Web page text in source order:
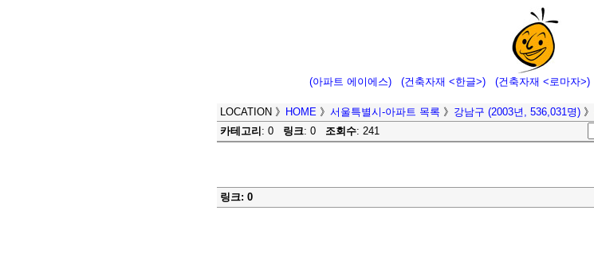
(아파트 에이에스) (건축자재 <한글>) (건축자재 <로마자>)
LOCATION 》 HOME 》 서울특별시-아파트 목록 》 강남구 (2003년, 536,031명) 》
카테고리 : 0 링크: 0 조회수: 241
링크: 0